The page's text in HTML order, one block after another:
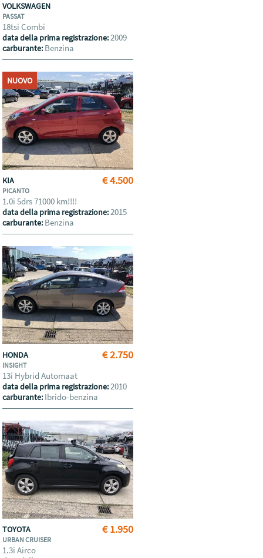
VOLKSWAGEN
PASSAT
18tsi Combi
data della prima registrazione:2009
carburante: Benzina
NUOVO
€ 4.500
KIA
PICANTO
1.0i 5drs 71000 km!!!!
data della prima registrazione:2015
carburante: Benzina
€ 2.750
HONDA
INSIGHT
13i Hybrid Automaat
data della prima registrazione:2010
carburante: Ibrido-benzina
€ 1.950
TOYOTA
URBAN CRUISER
1.3i Airco